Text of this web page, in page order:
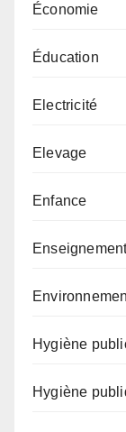
Économie
Éducation
Electricité
Elevage
Enfance
Hygiène
Hygiène